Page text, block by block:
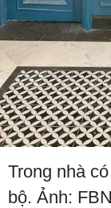
Trong nhà
bộ. Ảnh: